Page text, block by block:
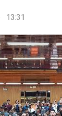
13:31